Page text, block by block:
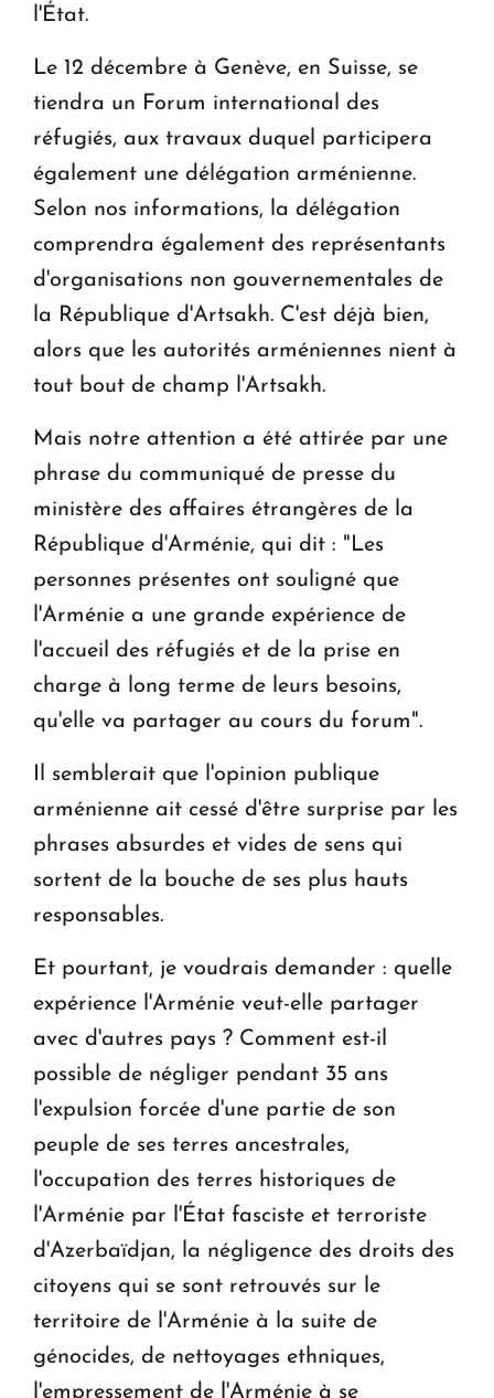
l'État.
Le 12 décembre à Genève, en Suisse, se
tiendra un Forum international des
réfugiés, aux travaux duquel participera
également une délégation arménienne.
Selon nos informations, la délégation
comprendra également des représentants
d'organisations non gouvernementales de
la République d'Artsakh. C'est déjà bien,
alors que les autorités arméniennes nient à
tout bout de champ l'Artsakh.
Mais notre attention a été attirée par une
phrase du communiqué de presse du
ministère des affaires étrangères de la
République d'Arménie, qui dit : "Les
personnes présentes ont souligné que
l'Arménie a une grande expérience de
l'accueil des réfugiés et de la prise en
charge à long terme de leurs besoins,
qu'elle va partager au cours du forum".
Il semblerait que l'opinion publique
arménienne ait cessé d'être surprise par les
phrases absurdes et vides de sens qui
sortent de la bouche de ses plus hauts
responsables.
Et pourtant, je voudrais demander : quelle
expérience l'Arménie veut-elle partager
avec d'autres pays ? Comment est-il
possible de négliger pendant 35 ans
l'expulsion forcée d'une partie de son
peuple de ses terres ancestrales,
l'occupation des terres historiques de
l'Arménie par l'État fasciste et terroriste
d'Azerbaïdjan, la négligence des droits des
citoyens qui se sont retrouvés sur le
territoire de l'Arménie à la suite de
génocides, de nettoyages ethniques,
l'empressement de l'Arménie à se